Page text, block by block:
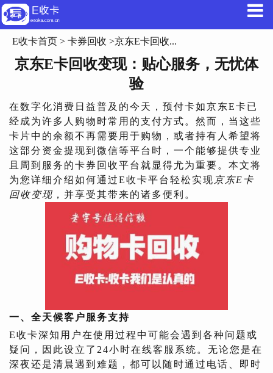
E收卡首页 > 卡券回收 >京东E卡回收...
京东E卡回收变现：贴心服务，无忧体
验
在数字化消费日益普及的今天，预付卡如京东E卡已
经成为许多人购物时常用的支付方式。然而，当这些
卡片中的余额不再需要用于购物，或者持有人希望将
这部分资金提现到微信等平台时，一个能够提供专业
且周到服务的卡券回收平台就显得尤为重要。本文将
为您详细介绍如何通过E收卡平台轻松实现 京东E卡
回收变现 ，并享受其带来的诸多便利。
一、全天候客户服务支持
E收卡深知用户在使用过程中可能会遇到各种问题或
疑问，因此设立了24小时在线客服系统。无论您是在
深夜还是清晨遇到难题，都可以随时通过电话、即时